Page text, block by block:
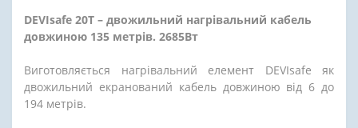
DEVIsafe 20T – двожильний нагрівальний кабель
довжиною 135 метрів. 2685Вт
Виготовляється нагрівальний елемент DEVIsafe як
двожильний екранований кабель довжиною від 6 до
194 метрів.